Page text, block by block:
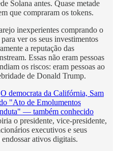
Solana antes. Quase metade
que compraram os tokens.
inexperientes comprando o
ver os seus investimentos
a reputação das
Essas não eram pessoas
os riscos: eram pessoas ao
de Donald Trump.
O democrata da Califórnia, Sam
"Ato de Emolumentos
— também conhecido
o presidente, vice-presidente,
executivos e seus
ativos digitais.